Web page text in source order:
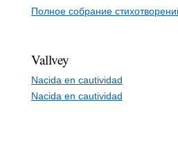
Полное собрание
Vallvey
Nacida en cautividad
Nacida en cautividad